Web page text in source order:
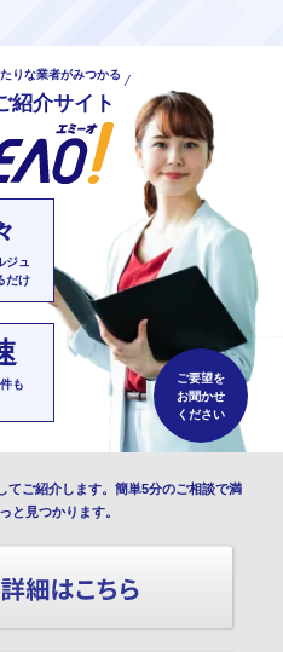
りな業者がみつかる
紹介サイト
ジュ
だけ
も
ご要望を
お聞かせ
ください
てご紹介します。簡単5分のご相談で満
と見つかります。